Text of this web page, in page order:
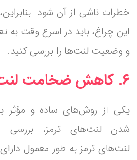
خطرات ناشی از آن شود.
این چراغ، باید در اسرع وقت به
و وضعیت لنت‌ها را بررسی کنید.
۶. کاهش ضخامت لنت‌ها
یکی از روش‌های ساده و مؤثر
شدن لنت‌های ترمز،
لنت‌های ترمز به طور معمول